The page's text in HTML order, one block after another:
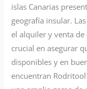
islas Canarias
geografía insular.
el alquiler y venta
crucial en asegurar
disponibles y en
encuentran